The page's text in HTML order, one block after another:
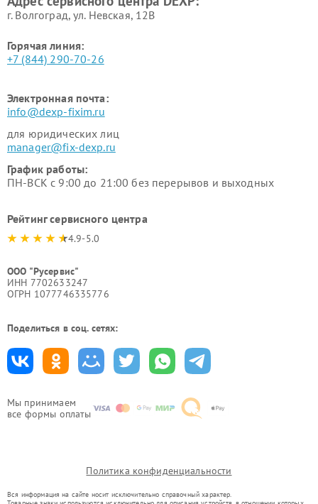
Мы принимаем
все формы оплаты
г. Волгоград, ул. Невская, 12В
Горячая линия:
+7 (844) 290-70-26
Электронная почта:
info@dexp-fixim.ru
для юридических лиц
manager@fix-dexp.ru
График работы:
ПН-ВСК с 9:00 до 21:00 без перерывов и выходных
Рейтинг сервисного центра
4.9-5.0
ООО "Русервис"
ИНН 7702633247
ОГРН 1077746335776
Поделиться в соц. сетях:
Политика конфиденциальности
Вся информация на сайте носит исключительно справочный характер.